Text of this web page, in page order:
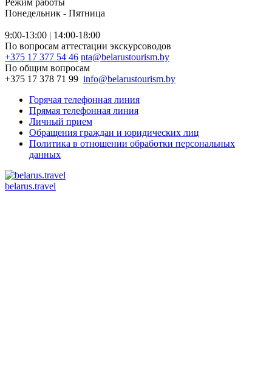
Понедельник - Пятница
9:00-13:00 | 14:00-18:00
По вопросам аттестации экскурсоводов
+375 17 377 54 46 nta@belarustourism.by
По общим вопросам
+375 17 378 71 99 info@belarustourism.by
Горячая телефонная линия
Прямая телефонная линия
Личный прием
Обращения граждан и юридических лиц
Политика в отношении обработки персональных
данных
belarus.travel